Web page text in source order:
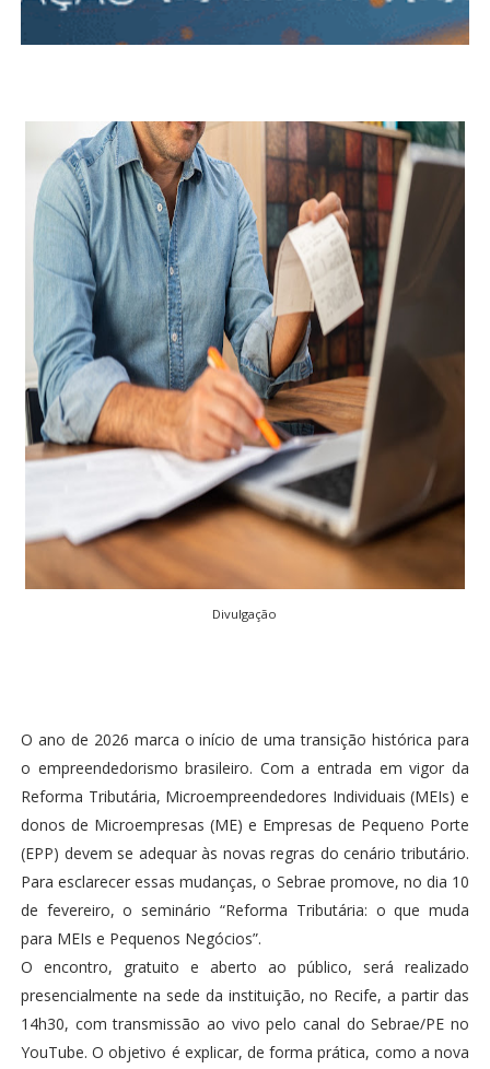
Divulgação
O ano de 2026 marca o início de uma transição histórica para
o empreendedorismo brasileiro. Com a entrada em vigor da
Reforma Tributária, Microempreendedores Individuais (MEIs) e
donos de Microempresas (ME) e Empresas de Pequeno Porte
(EPP) devem se adequar às novas regras do cenário tributário.
Para esclarecer essas mudanças, o Sebrae promove, no dia 10
de fevereiro, o seminário “Reforma Tributária: o que muda
para MEIs e Pequenos Negócios”.
O encontro, gratuito e aberto ao público, será realizado
presencialmente na sede da instituição, no Recife, a partir das
14h30, com transmissão ao vivo pelo canal do Sebrae/PE no
YouTube. O objetivo é explicar, de forma prática, como a nova